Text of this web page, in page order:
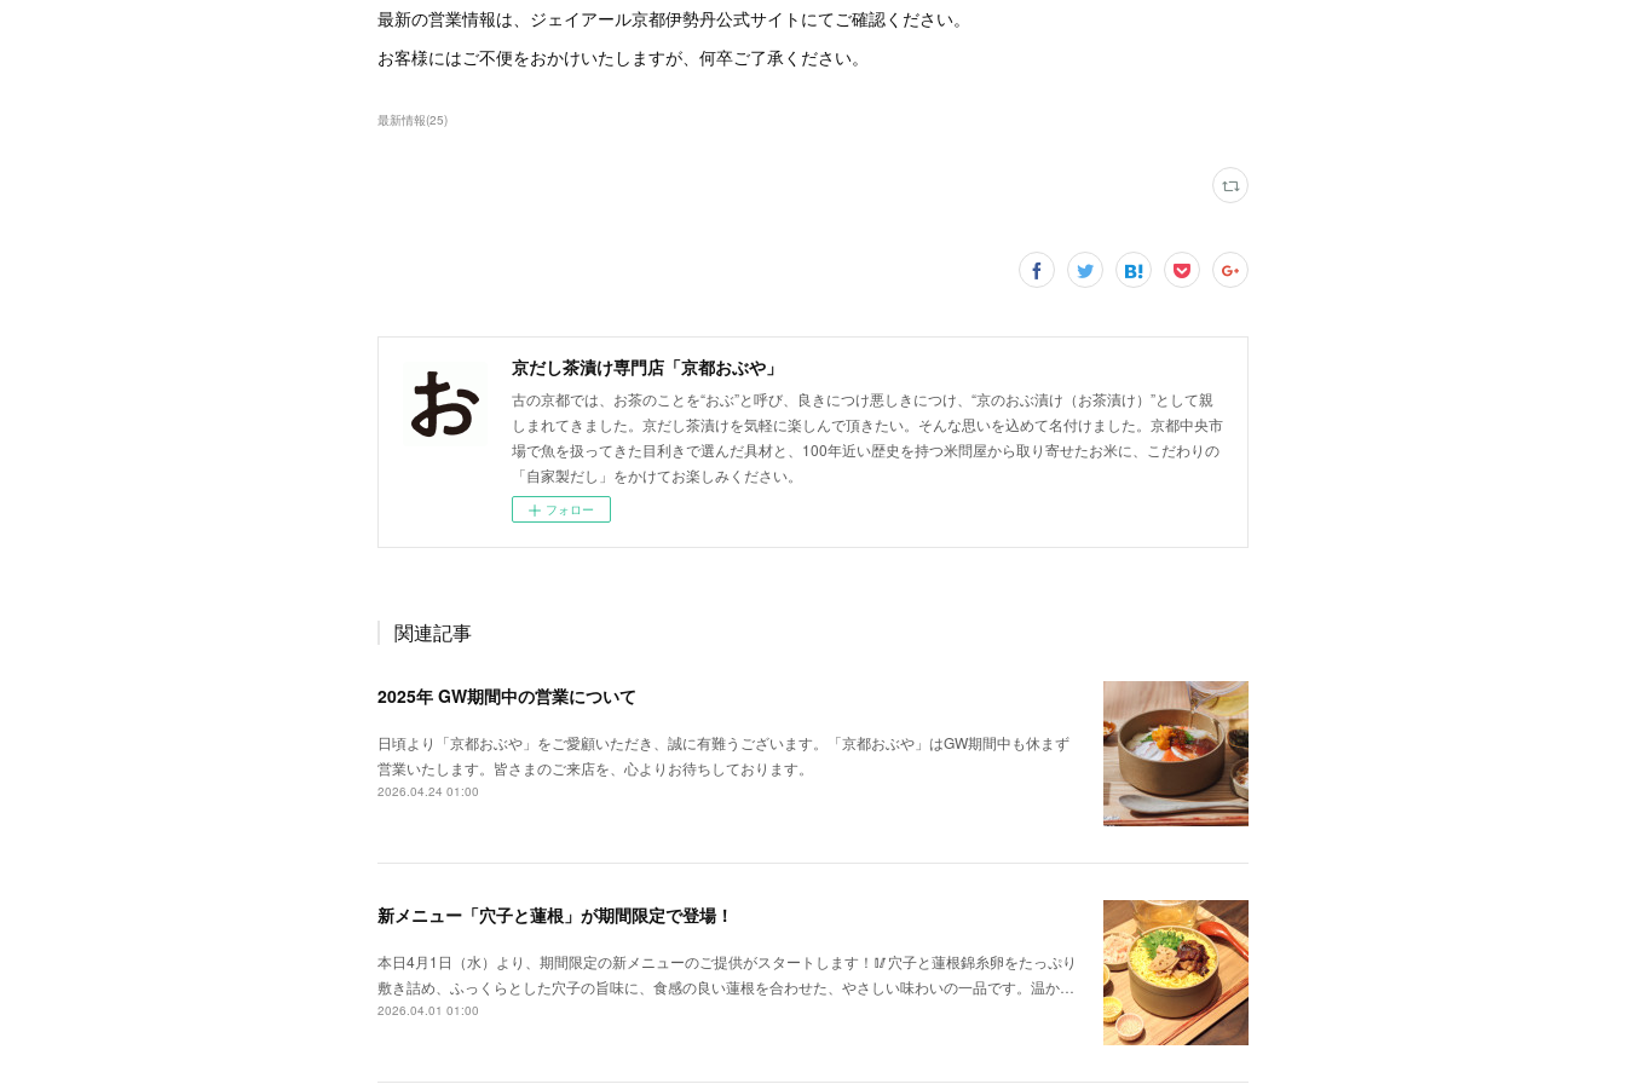
最新の営業情報は、ジェイアール京都伊勢丹公式サイトにてご確認ください。
お客様にはご不便をおかけいたしますが、何卒ご了承ください。
最新情報(25)
京だし茶漬け専門店「京都おぶや」
古の京都では、お茶のことを“おぶ”と呼び、良きにつけ悪しきにつけ、“京のおぶ漬け（お茶漬け）”として親
しまれてきました。京だし茶漬けを気軽に楽しんで頂きたい。そんな思いを込めて名付けました。京都中央市
場で魚を扱ってきた目利きで選んだ具材と、100年近い歴史を持つ米問屋から取り寄せたお米に、こだわりの
「自家製だし」をかけてお楽しみください。
フォロー
関連記事
2025年 GW期間中の営業について
日頃より「京都おぶや」をご愛顧いただき、誠に有難うございます。「京都おぶや」はGW期間中も休まず
営業いたします。皆さまのご来店を、心よりお待ちしております。
2026.04.24 01:00
新メニュー「穴子と蓮根」が期間限定で登場！
本日4月1日（水）より、期間限定の新メニューのご提供がスタートします！🥢穴子と蓮根錦糸卵をたっぷり
敷き詰め、ふっくらとした穴子の旨味に、食感の良い蓮根を合わせた、やさしい味わいの一品です。温か…
2026.04.01 01:00